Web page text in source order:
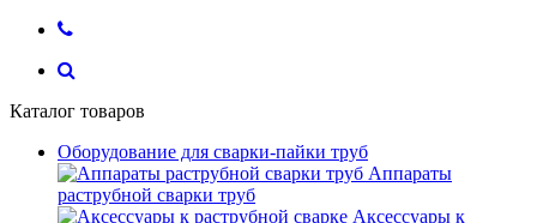
Каталог товаров
Оборудование для сварки-пайки труб
Аппараты
раструбной сварки труб
Аксессуары к